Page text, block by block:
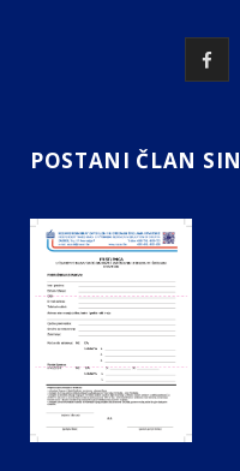
F
c
POSTANI ČLAN